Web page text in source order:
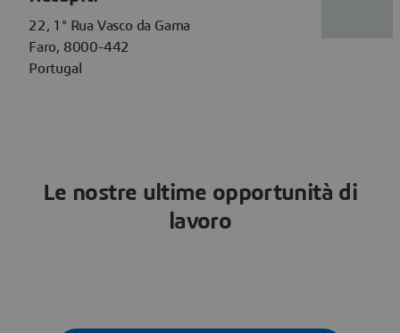
22, 1° Rua Vasco da Gama
Faro, 8000-442
Portugal
Le nostre ultime opportunità di
lavoro